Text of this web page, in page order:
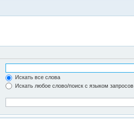
Искать все слова
Искать любое слово/поиск с языком запросов